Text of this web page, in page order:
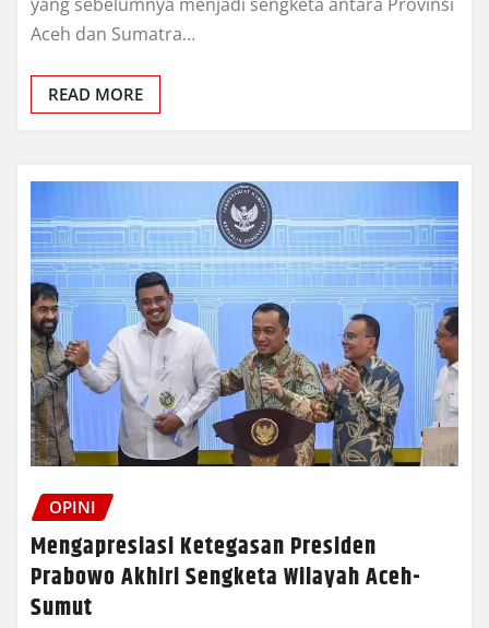
Aceh dan Sumatra…
READ MORE
OPINI
Mengapresiasi Ketegasan Presiden
Prabowo Akhiri Sengketa Wilayah Aceh-
Sumut